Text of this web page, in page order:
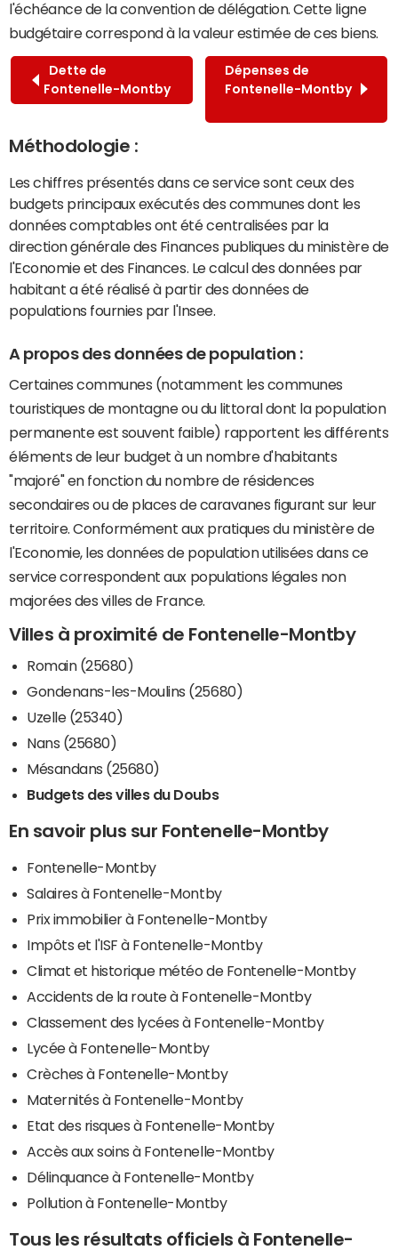
l'échéance de la convention de délégation. Cette ligne
budgétaire correspond à la valeur estimée de ces biens.
Dette de
Fontenelle-Montby
Dépenses de
Fontenelle-Montby
Méthodologie :
Les chiffres présentés dans ce service sont ceux des
budgets principaux exécutés des communes dont les
données comptables ont été centralisées par la
direction générale des Finances publiques du ministère de
l'Economie et des Finances. Le calcul des données par
habitant a été réalisé à partir des données de
populations fournies par l'Insee.
A propos des données de population :
Certaines communes (notamment les communes
touristiques de montagne ou du littoral dont la population
permanente est souvent faible) rapportent les différents
éléments de leur budget à un nombre d'habitants
"majoré" en fonction du nombre de résidences
secondaires ou de places de caravanes figurant sur leur
territoire. Conformément aux pratiques du ministère de
l'Economie, les données de population utilisées dans ce
service correspondent aux populations légales non
majorées des villes de France.
Villes à proximité de Fontenelle-Montby
Romain (25680)
Gondenans-les-Moulins (25680)
Uzelle (25340)
Nans (25680)
Mésandans (25680)
Budgets des villes du Doubs
En savoir plus sur Fontenelle-Montby
Fontenelle-Montby
Salaires à Fontenelle-Montby
Prix immobilier à Fontenelle-Montby
Impôts et l'ISF à Fontenelle-Montby
Climat et historique météo de Fontenelle-Montby
Accidents de la route à Fontenelle-Montby
Classement des lycées à Fontenelle-Montby
Lycée à Fontenelle-Montby
Crèches à Fontenelle-Montby
Maternités à Fontenelle-Montby
Etat des risques à Fontenelle-Montby
Accès aux soins à Fontenelle-Montby
Délinquance à Fontenelle-Montby
Pollution à Fontenelle-Montby
Tous les résultats officiels à Fontenelle-